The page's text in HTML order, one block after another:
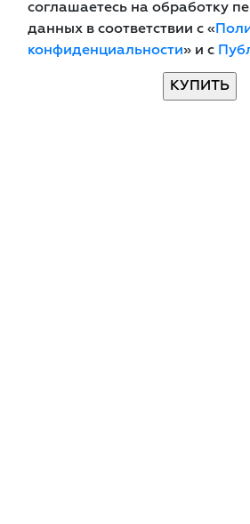
соглашаетесь на обработку
данных в соответствии с «
конфиденциальности» и с